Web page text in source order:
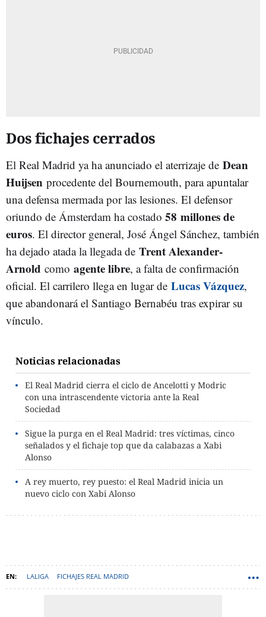
Dos fichajes cerrados
El Real Madrid ya ha anunciado el aterrizaje de Dean
Huijsen procedente del Bournemouth, para apuntalar
una defensa mermada por las lesiones. El defensor
oriundo de Ámsterdam ha costado 58 millones de
euros. El director general, José Ángel Sánchez, también
ha dejado atada la llegada de Trent Alexander-
Arnold como agente libre, a falta de confirmación
oficial. El carrilero llega en lugar de Lucas Vázquez,
que abandonará el Santiago Bernabéu tras expirar su
vínculo.
Noticias relacionadas
El Real Madrid cierra el ciclo de Ancelotti y Modric
con una intrascendente victoria ante la Real
Sociedad
Sigue la purga en el Real Madrid: tres víctimas, cinco
señalados y el fichaje top que da calabazas a Xabi
Alonso
A rey muerto, rey puesto: el Real Madrid inicia un
nuevo ciclo con Xabi Alonso
LALIGA FICHAJES REAL MADRID